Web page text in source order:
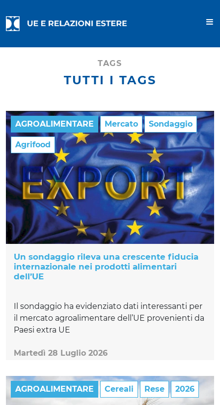
TAGS
TUTTI I TAGS
AGROALIMENTARE Mercato Sondaggio
Agrifood
Un sondaggio rileva una crescente fiducia
internazionale nei prodotti alimentari
dell’UE
Il sondaggio ha evidenziato dati interessanti per
il mercato agroalimentare dell’UE provenienti da
Paesi extra UE
Martedì 28 Luglio 2026
AGROALIMENTARE Cereali Rese 2026